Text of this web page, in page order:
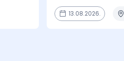
13.08.2026.